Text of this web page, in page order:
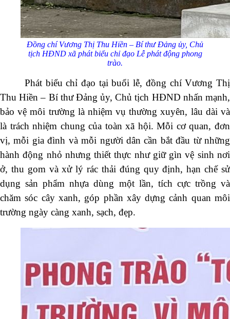
Đồng chí Vương Thị Thu Hiền – Bí thư Đảng ủy, Chủ
tịch HĐND xã phát biểu chỉ đạo Lễ phát động phong
trào.
Phát biểu chỉ đạo tại buổi lễ, đồng chí Vương Thị
Thu Hiền – Bí thư Đảng ủy, Chủ tịch HĐND nhấn mạnh,
bảo vệ môi trường là nhiệm vụ thường xuyên, lâu dài và
là trách nhiệm chung của toàn xã hội. Mỗi cơ quan, đơn
vị, mỗi gia đình và mỗi người dân cần bắt đầu từ những
hành động nhỏ nhưng thiết thực như giữ gìn vệ sinh nơi
ở, thu gom và xử lý rác thải đúng quy định, hạn chế sử
dụng sản phẩm nhựa dùng một lần, tích cực trồng và
chăm sóc cây xanh, góp phần xây dựng cảnh quan môi
trường ngày càng xanh, sạch, đẹp.